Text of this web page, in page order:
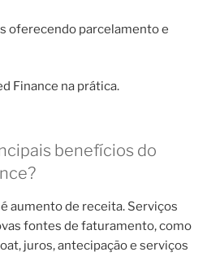
oferecendo parcelamento e
Finance na prática.
benefícios do
aumento de receita. Serviços
fontes de faturamento, como
juros, antecipação e serviços